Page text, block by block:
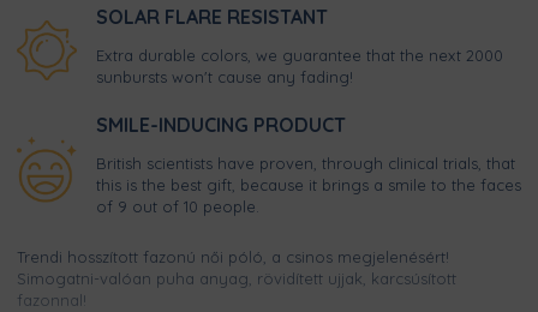
SOLAR FLARE RESISTANT
Extra durable colors, we guarantee that the next 2000
sunbursts won't cause any fading!
SMILE-INDUCING PRODUCT
British scientists have proven, through clinical trials, that
this is the best gift, because it brings a smile to the faces
of 9 out of 10 people.
Trendi hosszított fazonú női póló, a csinos megjelenésért!
Simogatni-valóan puha anyag, rövidített ujjak, karcsúsított
fazonnal!